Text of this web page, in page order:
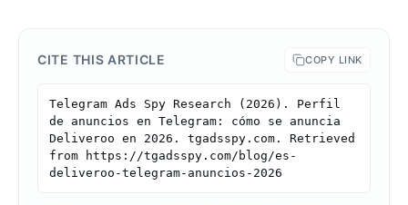
CITE THIS ARTICLE COPY LINK
Telegram Ads Spy Research (2026). Perfil
de anuncios en Telegram: cómo se anuncia
Deliveroo en 2026. tgadsspy.com. Retrieved
from https://tgadsspy.com/blog/es-
deliveroo-telegram-anuncios-2026